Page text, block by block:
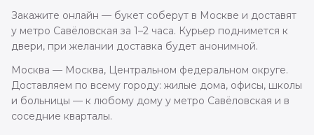
Закажите онлайн — букет соберут в Москве и доставят
у метро Савёловская за 1–2 часа. Курьер поднимется к
двери, при желании доставка будет анонимной.
Москва — Москва, Центральном федеральном округе.
Доставляем по всему городу: жилые дома, офисы, школы
и больницы — к любому дому у метро Савёловская и в
соседние кварталы.